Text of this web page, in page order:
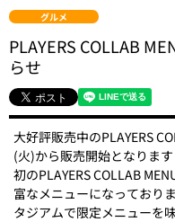
グルメ
PLAYERS COLLAB
らせ
大好評販売中のPLAYERS
(火)から販売開始となります
初のPLAYERS COLLAB
富なメニューになっており
タジアムで限定メニューを